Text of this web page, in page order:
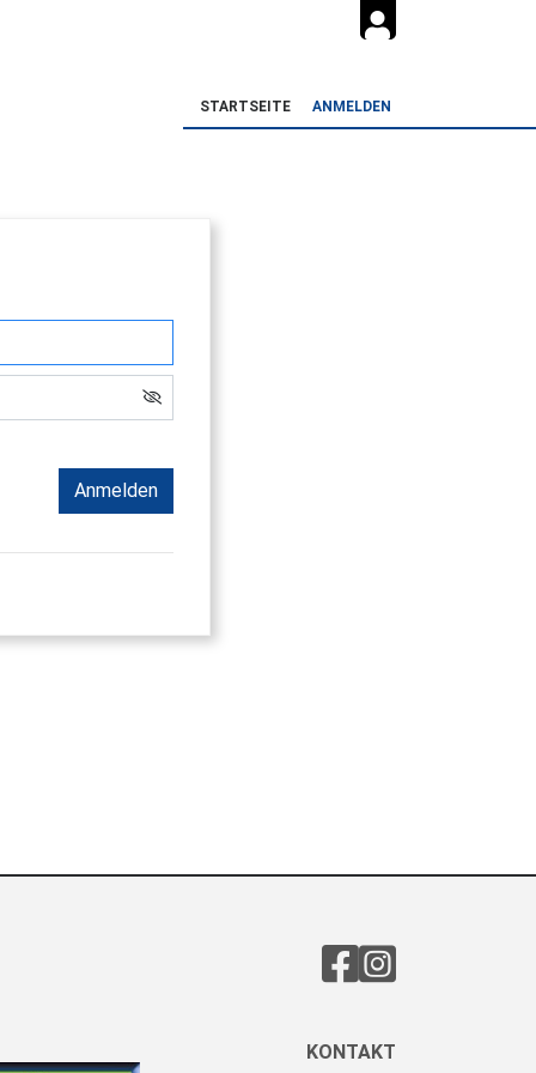
STARTSEITE ANMELDEN
Anmelden
KONTAKT